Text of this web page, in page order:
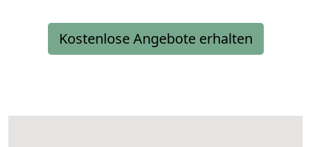
Kostenlose Angebote erhalten